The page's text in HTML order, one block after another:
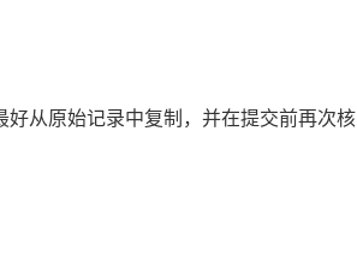
从原始记录中复制，并在提交前再次核